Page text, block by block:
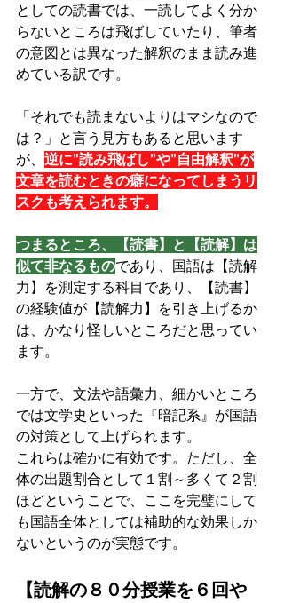
としての読書では、一読してよく分か
らないところは飛ばしていたり、筆者
の意図とは異なった解釈のまま読み進
めている訳です。
「それでも読まないよりはマシなので
は？」と言う見方もあると思います
が、 逆に”読み飛ばし”や”自由解釈”が
文章を読むときの癖になってしまうリ
スクも考えられます。
つまるところ、【読書】と【読解】は
似て非なるものであり、国語は【読解
力】を測定する科目であり、【読書】
の経験値が【読解力】を引き上げるか
は、かなり怪しいところだと思ってい
ます。
一方で、文法や語彙力、細かいところ
では文学史といった『暗記系』が国語
の対策として上げられます。
これらは確かに有効です。ただし、全
体の出題割合として１割～多くて２割
ほどということで、ここを完璧にして
も国語全体としては補助的な効果しか
ないというのが実態です。
【読解の８０分授業を６回や